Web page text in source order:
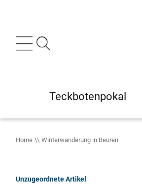
Teckbotenpokal
Home Winterwanderung in Beuren
Unzugeordnete Artikel